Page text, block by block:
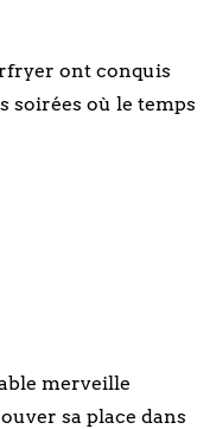
ont conquis
soirées où le temps
merveille
sa place dans